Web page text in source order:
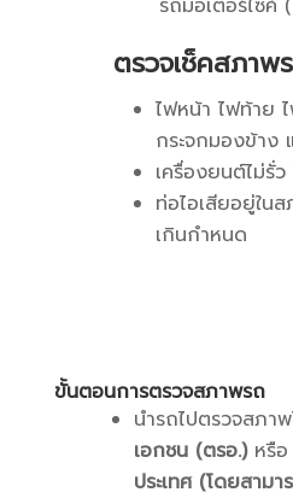
รถมอเตอร์ไซ
ตรวจเช็คสภาพ
ไฟหน้า ไฟท้าย
กระจกมองข้าง
เครื่องยนต์ไม่รั่
ท่อไอเสียอยู่ใน
เกินกำหนด
ขั้นตอนการตรวจสภาพรถ
นำรถไปตรวจสภา
เอกชน (ตรอ.)หรือ
ประเทศ (โดยสาม